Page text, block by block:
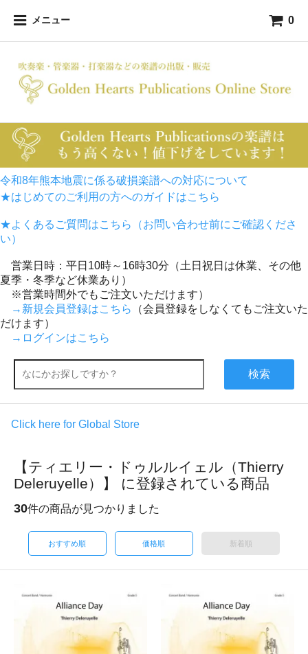
メニュー 0
令和8年熊本地震に係る破損楽譜への対応について
★はじめてのご利用の方へのガイドはこちら
★よくあるご質問はこちら（お問い合わせ前にご確認くださ
い）
営業日時：平日10時～16時30分（土日祝日は休業、その他
夏季・冬季など休業あり）
※営業時間外でもご注文いただけます）
→新規会員登録はこちら
（会員登録をしなくてもご注文いた
だけます）
→ログインはこちら
検索
Click here for Global Store
【ティエリー・ドゥルルイェル（Thierry
Deleruyelle）】 に登録されている商品
30件の商品が見つかりました
おすすめ順 価格順 新着順